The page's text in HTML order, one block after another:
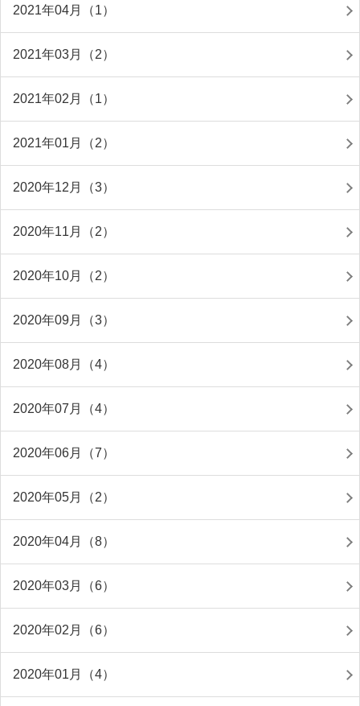
2021年04月（1）
2021年03月（2）
2021年02月（1）
2021年01月（2）
2020年12月（3）
2020年11月（2）
2020年10月（2）
2020年09月（3）
2020年08月（4）
2020年07月（4）
2020年06月（7）
2020年05月（2）
2020年04月（8）
2020年03月（6）
2020年02月（6）
2020年01月（4）